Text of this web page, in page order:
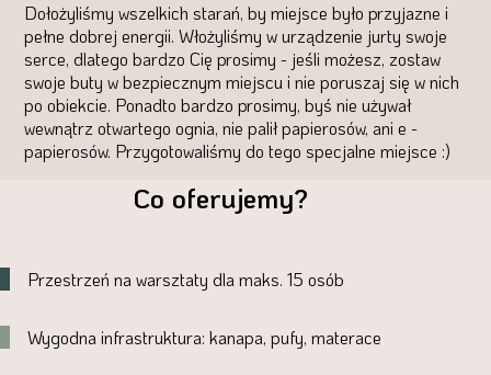
Dołożyliśmy wszelkich starań, by miejsce było przyjazne i
pełne dobrej energii. Włożyliśmy w urządzenie jurty swoje
serce, dlatego bardzo Cię prosimy - jeśli możesz, zostaw
swoje buty w bezpiecznym miejscu i nie poruszaj się w nich
po obiekcie. Ponadto bardzo prosimy, byś nie używał
wewnątrz otwartego ognia, nie palił papierosów, ani e -
papierosów. Przygotowaliśmy do tego specjalne miejsce :)
Co oferujemy?
Przestrzeń na warsztaty dla maks. 15 osób
Wygodna infrastruktura: kanapa, pufy, materace